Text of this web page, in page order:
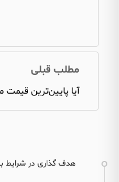
مطلب قبلی
آیا پایین‌ترین قیمت
هدف گذاری در شرایط